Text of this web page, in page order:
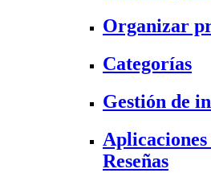
Organizar
Categorías
Gestión de
Reseñas